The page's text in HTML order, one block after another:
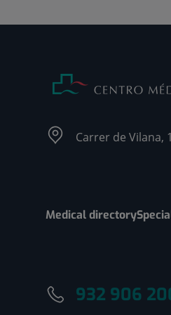
Carrer de Vilana,
Medical directory
932 906